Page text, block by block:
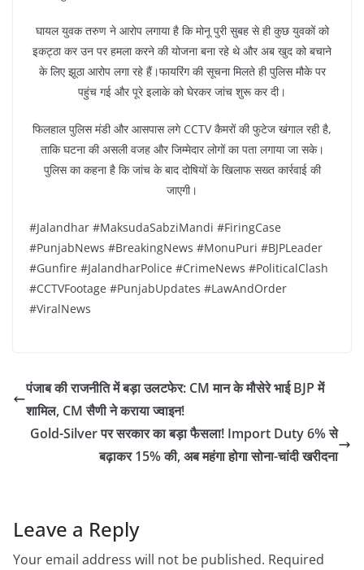
घायल युवक तरुण ने आरोप लगाया है कि मोनू पुरी सुबह से ही कुछ युवकों को
इकट्ठा कर उन पर हमला करने की योजना बना रहे थे और अब खुद को बचाने
के लिए झूठा आरोप लगा रहे हैं।फायरिंग की सूचना मिलते ही पुलिस मौके पर
पहुंच गई और पूरे इलाके को घेरकर जांच शुरू कर दी।
फिलहाल पुलिस मंडी और आसपास लगे CCTV कैमरों की फुटेज खंगाल रही है,
ताकि घटना की असली वजह और जिम्मेदार लोगों का पता लगाया जा सके।
पुलिस का कहना है कि जांच के बाद दोषियों के खिलाफ सख्त कार्रवाई की
जाएगी।
#Jalandhar #MaksudaSabziMandi #FiringCase
#PunjabNews #BreakingNews #MonuPuri #BJPLeader
#Gunfire #JalandharPolice #CrimeNews #PoliticalClash
#CCTVFootage #PunjabUpdates #LawAndOrder
#ViralNews
पंजाब की राजनीति में बड़ा उलटफेर: CM मान के मौसेरे भाई BJP में
शामिल, CM सैणी ने कराया ज्वाइन!
Gold-Silver पर सरकार का बड़ा फैसला! Import Duty 6% से
बढ़ाकर 15% की, अब महंगा होगा सोना-चांदी खरीदना
Leave a Reply
Your email address will not be published. Required